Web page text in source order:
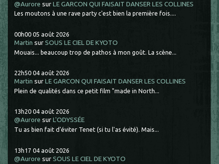
@Aurore surLE GARCON QUI FAISAIT DANSER LES COLLINES
Les moutons à une rave party c'est bien la première fois....
00h00 05 août 2026
Martin surSOUS LE CIEL DE KYOTO
Mouais... beaucoup trop de pathos à mon goût. La scène...
22h50 04 août 2026
Martin surLE GARCON QUI FAISAIT DANSER LES COLLINES
Plein de qualités dans ce petit film "made in North...
13h20 04 août 2026
@Aurore surL'ODYSSÉE
Tu as bien fait d'éviter Tenet (si tu l'as évité). Mais...
13h17 04 août 2026
@Aurore surSOUS LE CIEL DE KYOTO